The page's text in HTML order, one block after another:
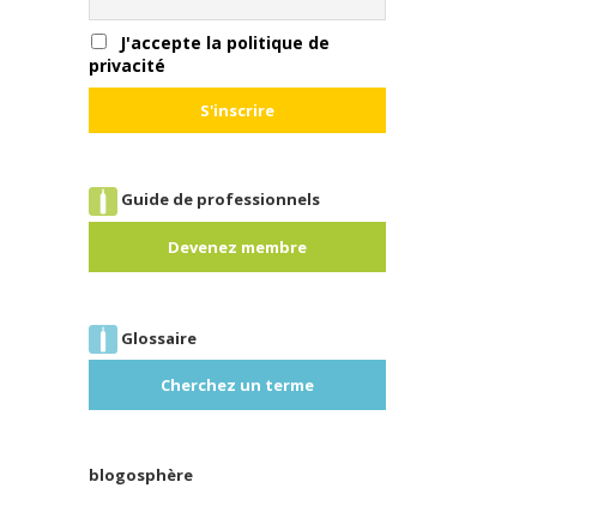
J'accepte la politique de
privacité
Guide de professionnels
Devenez membre
Glossaire
Cherchez un terme
blogosphère